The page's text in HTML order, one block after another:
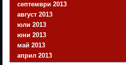
септември 2013
август 2013
юли 2013
юни 2013
май 2013
април 2013